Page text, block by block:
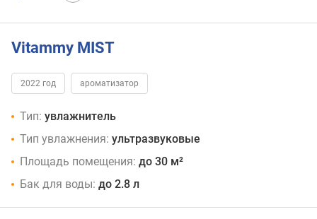
Vitammy MIST
2022 год ароматизатор
Тип: увлажнитель
Тип увлажнения: ультразвуковые
Площадь помещения: до 30 м²
Бак для воды: до 2.8 л